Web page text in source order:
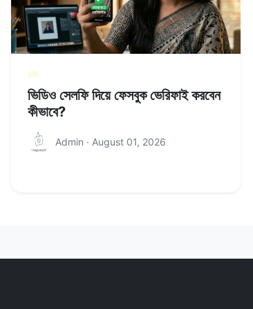
ভিডিও সেলফি দিয়ে ফেসবুক ভেরিফাই করবেন
কীভাবে?
Admin · August 01, 2026